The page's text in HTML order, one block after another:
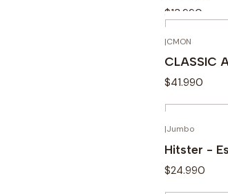
$13.990
Cantidad
|CMON
CLASSIC
$41.990
Cantidad
| Jumbo
Hitster -
$24.990